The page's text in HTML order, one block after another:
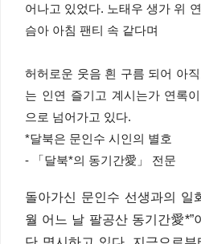
어나고 있었다. 노태우 생가 위
슴아 아침 팬티 속 같다며
허허로운 웃음 흰 구름 되어 아
는 인연 즐기고 계시는가 연록
으로 넘어가고 있다.
*달북은 문인수 시인의 별호
- 「달북*의 동기간愛」 전문
돌아가신 문인수 선생과의 일
월 어느 날 팔공산 동기간愛*”